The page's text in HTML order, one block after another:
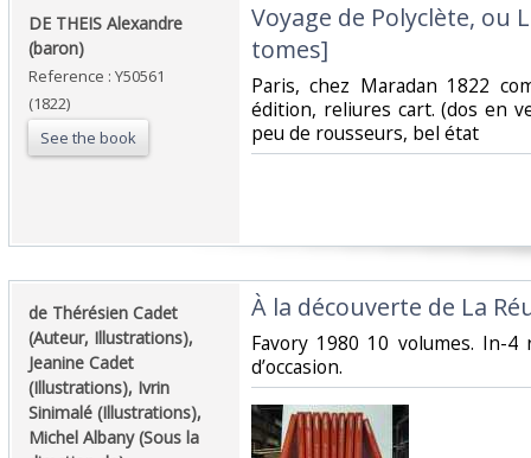
‎DE THEIS Alexandre
(baron)‎
Reference : Y50561
(1822)
See the book
‎Voyage de Polyclète, ou
tomes]‎
‎Paris, chez Maradan 1822
édition, reliures cart. (dos en
peu de rousseurs, bel état‎
‎de Thérésien Cadet
(Auteur, Illustrations),
Jeanine Cadet
(Illustrations), Ivrin
Sinimalé (Illustrations),
Michel Albany (Sous la
‎À la découverte de La
‎Favory 1980 10 volumes. In-
d’occasion.‎